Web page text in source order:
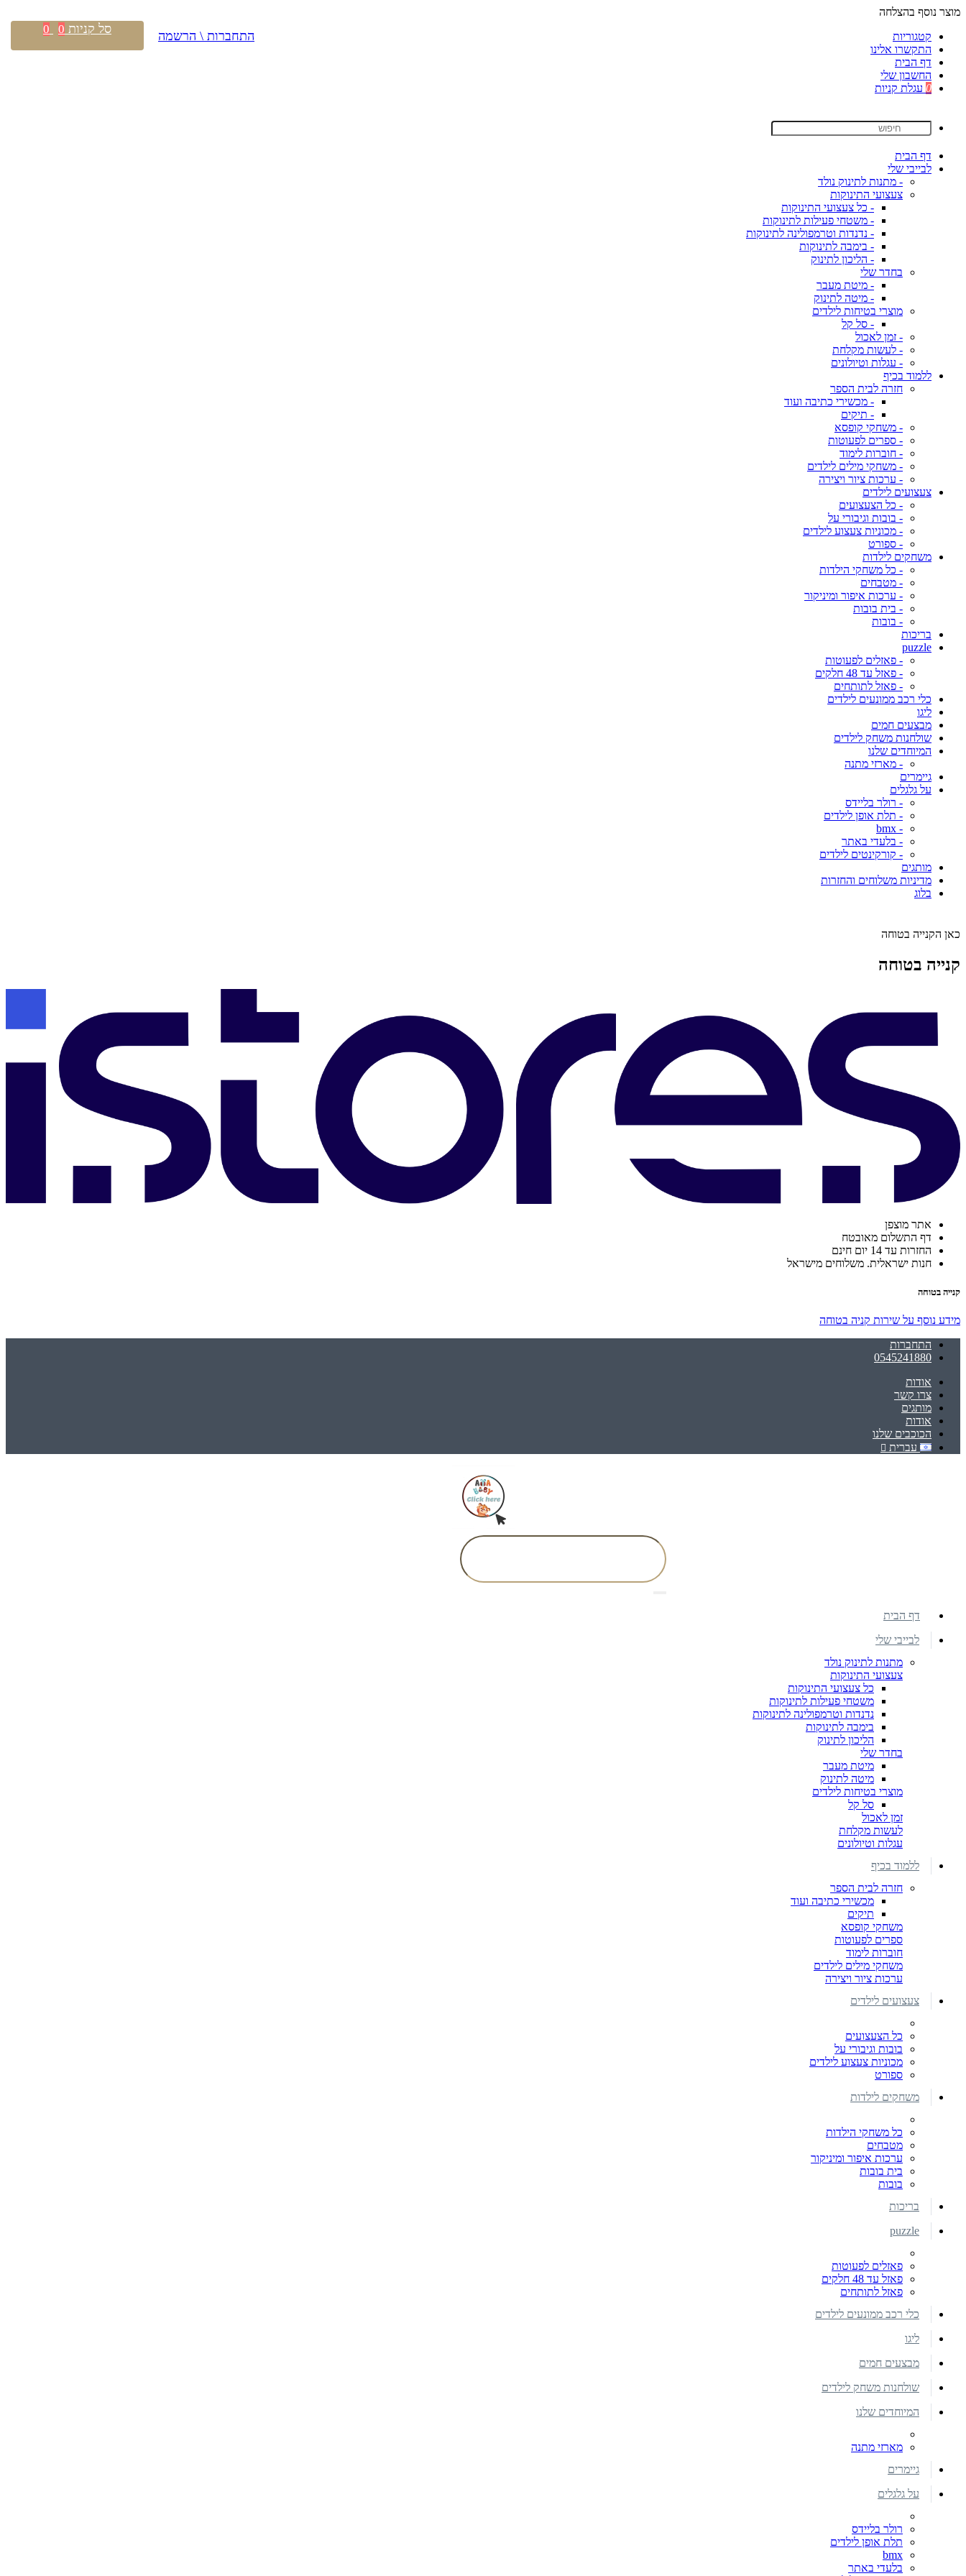
מוצר נוסף בהצלחה
קטגוריות
התקשרו אלינו
דף הבית
החשבון שלי
0 עגלת קניות
דף הבית
לבייבי שלי
- מתנות לתינוק נולד
צעצועי התינוקות
- כל צעצועי התינוקות
- משטחי פעילות לתינוקות
- נדנדות וטרמפולינה לתינוקות
- בימבה לתינוקות
- הליכון לתינוק
בחדר שלי
- מיטת מעבר
- מיטה לתינוק
מוצרי בטיחות לילדים
- סל קל
- זמן לאכול
- לעשות מקלחת
- עגלות וטיולונים
ללמוד בכיף
חזרה לבית הספר
- מכשירי כתיבה ועוד
- תיקים
- משחקי קופסא
- ספרים לפעוטות
- חוברות לימוד
- משחקי מילים לילדים
- ערכות ציור ויצירה
צעצועים לילדים
- כל הצעצועים
- בובות וגיבורי על
- מכוניות צעצוע לילדים
- ספורט
משחקים לילדות
- כל משחקי הילדות
- מטבחים
- ערכות איפור ומיניקור
- בית בובות
- בובות
בריכות
puzzle
- פאזלים לפעוטות
- פאזל עד 48 חלקים
- פאזל לתותחים
כלי רכב ממונעים לילדים
ליגו
מבצעים חמים
שולחנות משחק לילדים
המיוחדים שלנו
- מארזי מתנה
גיימרים
על גלגלים
- רולר בליידס
- תלת אופן לילדים
- bmx
- בלעדי באתר
- קורקינטים לילדים
מותגים
מדיניות משלוחים והחזרות
בלוג
כאן הקנייה בטוחה
קנייה בטוחה
אתר מוצפן
דף התשלום מאובטח
החזרות עד 14 יום חינם
חנות ישראלית. משלוחים מישראל
קנייה בטוחה
מידע נוסף על שירות קניה בטוחה
התחברות
0545241880
אודות
צרו קשר
מותגים
אודות
הכוכבים שלנו
עברית
התחברות \ הרשמה סל קניות 0
0
דף הבית
לבייבי שלי
מתנות לתינוק נולד
צעצועי התינוקות
כל צעצועי התינוקות
משטחי פעילות לתינוקות
נדנדות וטרמפולינה לתינוקות
בימבה לתינוקות
הליכון לתינוק
בחדר שלי
מיטת מעבר
מיטה לתינוק
מוצרי בטיחות לילדים
סל קל
זמן לאכול
לעשות מקלחת
עגלות וטיולונים
ללמוד בכיף
חזרה לבית הספר
מכשירי כתיבה ועוד
תיקים
משחקי קופסא
ספרים לפעוטות
חוברות לימוד
משחקי מילים לילדים
ערכות ציור ויצירה
צעצועים לילדים
כל הצעצועים
בובות וגיבורי על
מכוניות צעצוע לילדים
ספורט
משחקים לילדות
כל משחקי הילדות
מטבחים
ערכות איפור ומיניקור
בית בובות
בובות
בריכות
puzzle
פאזלים לפעוטות
פאזל עד 48 חלקים
פאזל לתותחים
כלי רכב ממונעים לילדים
ליגו
מבצעים חמים
שולחנות משחק לילדים
המיוחדים שלנו
מארזי מתנה
גיימרים
על גלגלים
רולר בליידס
תלת אופן לילדים
bmx
בלעדי באתר